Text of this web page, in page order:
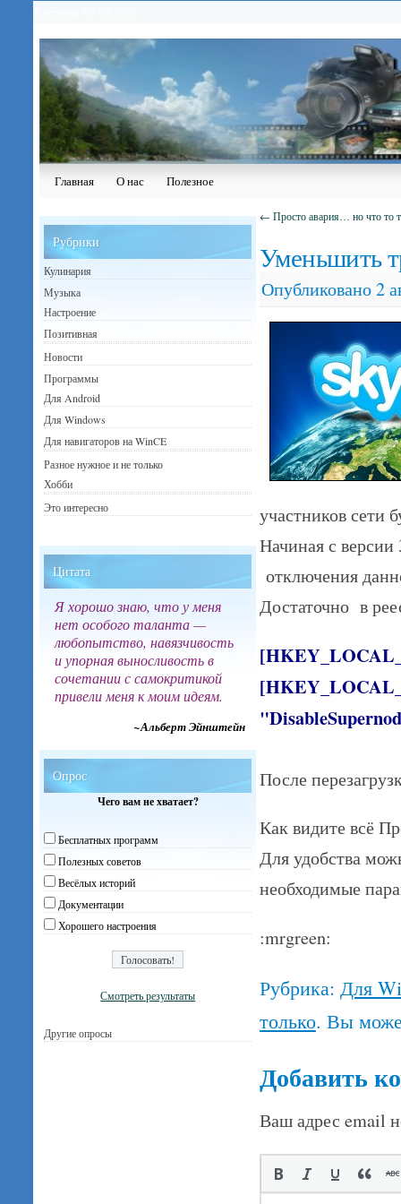
Главная О нас Полезное
← Просто авария… но что то
Уменьшить
Опубликовано2
участников сети
Начиная с
отключения
Достаточно в
После
Как видите всё
Для удобства
необходимые
:mrgreen:
Рубрика: Для
только. Вы
Добавить
Ваш адрес email
Рубрики
Кулинария
Музыка
Настроение
Позитивная
Новости
Программы
Для Android
Для Windows
Для навигаторов на WinCE
Разное нужное и не только
Хобби
Это интересно
Цитата
Я хорошо знаю, что у меня
нет особого таланта —
любопытство, навязчивость
и упорная выносливость в
сочетании с самокритикой
привели меня к моим идеям.
~Альберт Эйнштейн
Опрос
Чего вам не хватает?
Бесплатных программ
Полезных советов
Весёлых историй
Документации
Хорошего настроения
Смотреть результаты
Другие опросы